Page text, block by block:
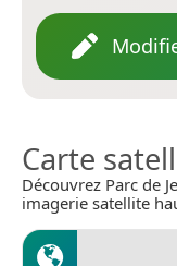
Carte
Découvrez Parc de
imagerie satellite